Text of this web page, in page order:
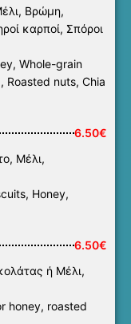
Βρώμη,
καρποί, Σπόροι
Whole-grain
Roasted nuts, Chia
6.50€
Μέλι,
Honey,
6.50€
ή Μέλι,
honey, roasted